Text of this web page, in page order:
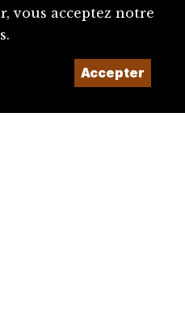
vous acceptez notre
Accepter